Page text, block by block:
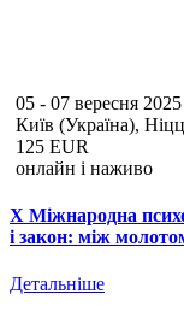
05 - 07 вересня 2025
Київ (Україна),
125 EUR
онлайн і наживо
Х Міжнародна
і закон: між
Детальніше